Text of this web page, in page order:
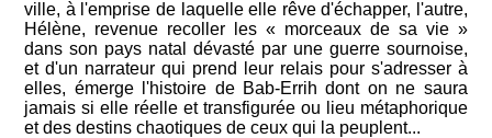
ville, à l'emprise de laquelle elle rêve d'échapper, l'autre,
Hélène, revenue recoller les « morceaux de sa vie »
dans son pays natal dévasté par une guerre sournoise,
et d'un narrateur qui prend leur relais pour s'adresser à
elles, émerge l'histoire de Bab-Errih dont on ne saura
jamais si elle réelle et transfigurée ou lieu métaphorique
et des destins chaotiques de ceux qui la peuplent...